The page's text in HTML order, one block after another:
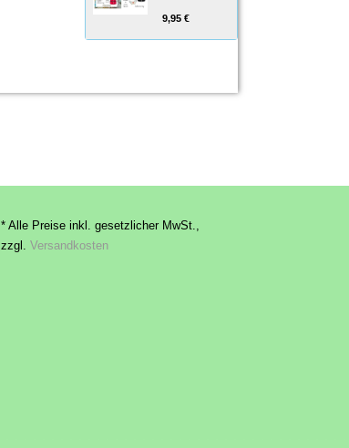
9,95 €
* Alle Preise inkl. gesetzlicher MwSt.,
zzgl. Versandkosten